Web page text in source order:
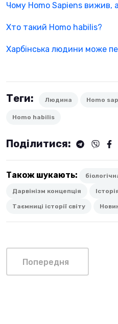
Чому Homo Sapiens вижив,
Хто такий Homo habilis?
Харбінська людини може
Теги: Людина Homo
Homo habilis
Поділитися:
Також шукають:
Дарвінізм концепція
Таємниці історії світу
Попередня